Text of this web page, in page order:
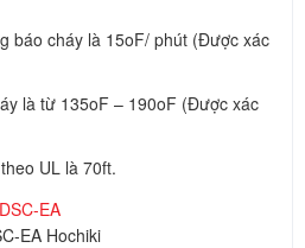
báo cháy là 15oF/ phút (Được xác
là từ 135oF – 190oF (Được xác
UL là 70ft.
EA Hochiki